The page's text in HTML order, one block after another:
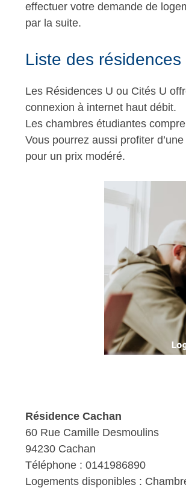
effectuer votre demande de
par la suite.
Liste des
Les Résidences U ou Cités U
connexion à internet haut débit.
Les chambres étudiantes
Vous pourrez aussi profiter
pour un prix modéré.
Résidence Cachan
60 Rue Camille Desmoulins
94230 Cachan
Téléphone : 0141986890
Logements disponibles :